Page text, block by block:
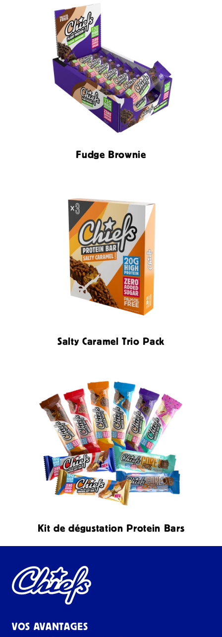
Fudge Brownie
Salty Caramel Trio Pack
Kit de dégustation Protein Bars
VOS AVANTAGES